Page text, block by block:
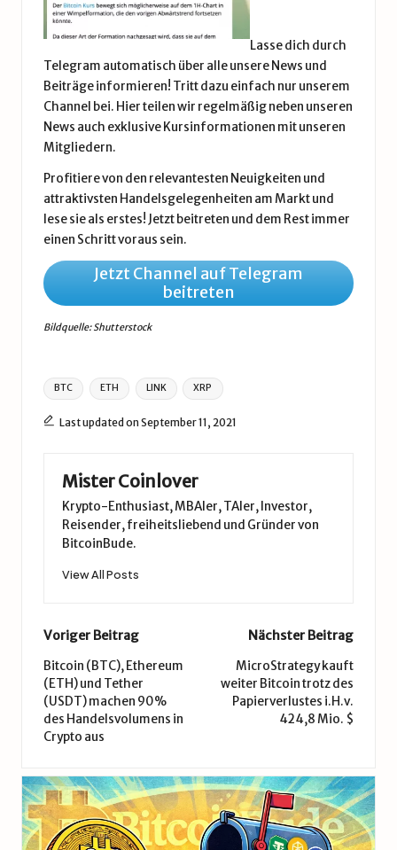
Lasse dich durch
Telegram automatisch über alle unsere News und
Beiträge informieren! Tritt dazu einfach nur unserem
Channel bei. Hier teilen wir regelmäßig neben unseren
News auch exklusive Kursinformationen mit unseren
Mitgliedern.
Profitiere von den relevantesten Neuigkeiten und
attraktivsten Handelsgelegenheiten am Markt und
lese sie als erstes! Jetzt beitreten und dem Rest immer
einen Schritt voraus sein.
Jetzt Channel auf Telegram
beitreten
Bildquelle: Shutterstock
Tags:
BTC ETH LINK XRP
Last updated on September 11, 2021
Mister Coinlover
Krypto-Enthusiast, MBAler, TAler, Investor,
Reisender, freiheitsliebend und Gründer von
BitcoinBude.
View All Posts
Post
navigation
Voriger Beitrag
Bitcoin (BTC), Ethereum
(ETH) und Tether
(USDT) machen 90%
des Handelsvolumens in
Crypto aus
Nächster Beitrag
MicroStrategy kauft
weiter Bitcoin trotz des
Papierverlustes i.H.v.
424,8 Mio. $